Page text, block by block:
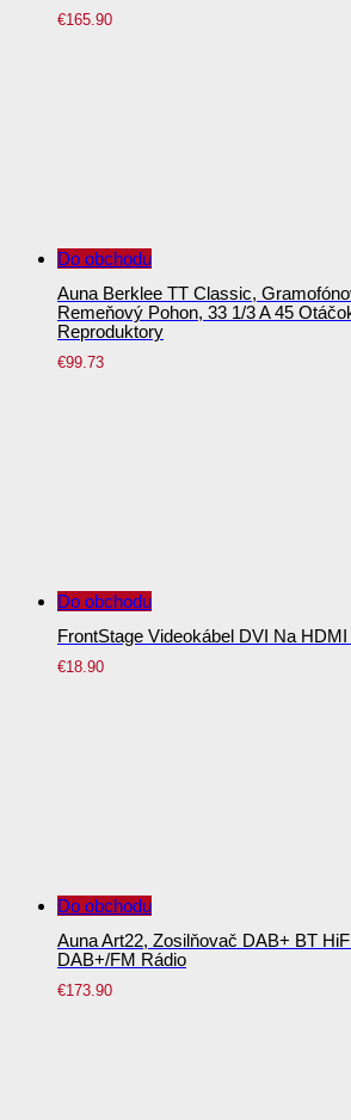
€165.90
Do obchodu
Auna Berklee TT Classic,
Remeňový Pohon, 33 1/3 A 45
Reproduktory
€99.73
Do obchodu
FrontStage Videokábel DVI Na HDMI
€18.90
Do obchodu
Auna Art22, Zosilňovač DAB+ BT
DAB+/FM Rádio
€173.90